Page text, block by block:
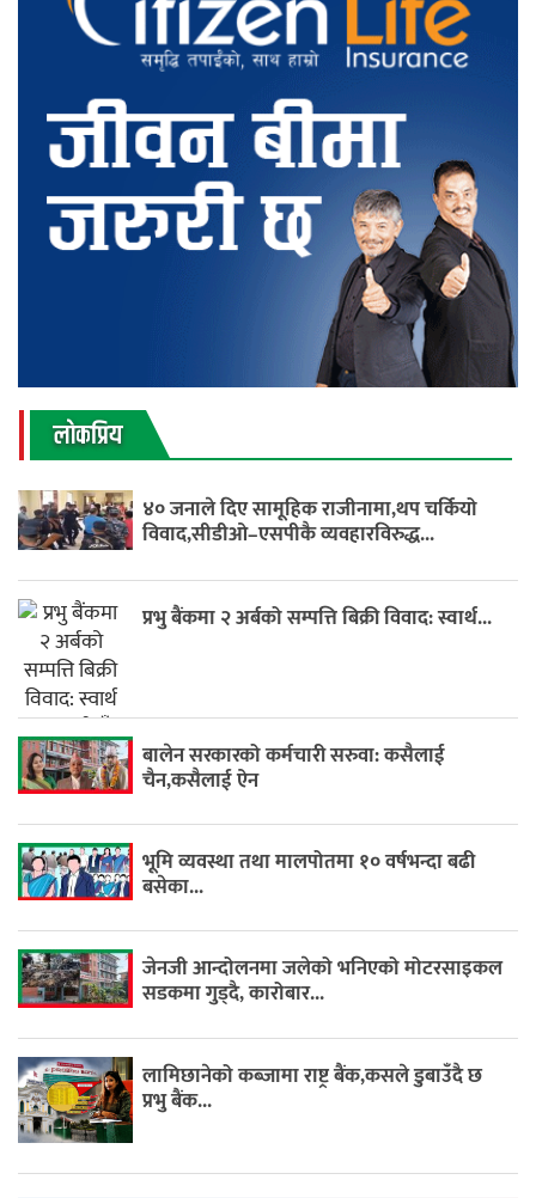
लाेकप्रिय
४० जनाले दिए सामूहिक राजीनामा,थप चर्कियो
विवाद,सीडीओ–एसपीकै व्यवहारविरुद्ध...
प्रभु बैंकमा २ अर्बको सम्पत्ति बिक्री विवाद: स्वार्थ...
बालेन सरकारको कर्मचारी सरुवा: कसैलाई
चैन,कसैलाई ऐन
भूमि व्यवस्था तथा मालपोतमा १० वर्षभन्दा बढी
बसेका...
जेनजी आन्दोलनमा जलेको भनिएको मोटरसाइकल
सडकमा गुड्दै, कारोबार...
लामिछानेको कब्जामा राष्ट्र बैंक,कसले डुबाउँदै छ
प्रभु बैंक...